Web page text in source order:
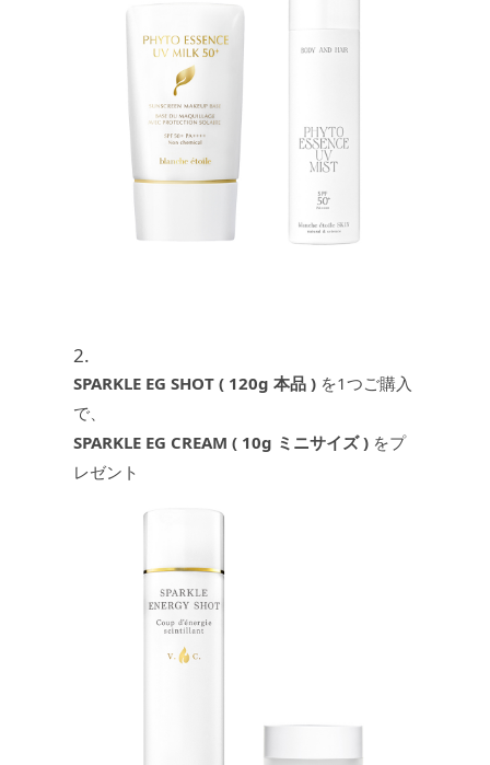
2.
SPARKLE EG SHOT ( 120g 本品 ) を1つご購入
で、
SPARKLE EG CREAM ( 10g ミニサイズ ) をプ
レゼント